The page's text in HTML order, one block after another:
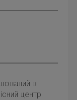
в
центр